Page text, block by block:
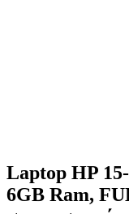
Laptop HP
6GB Ram,